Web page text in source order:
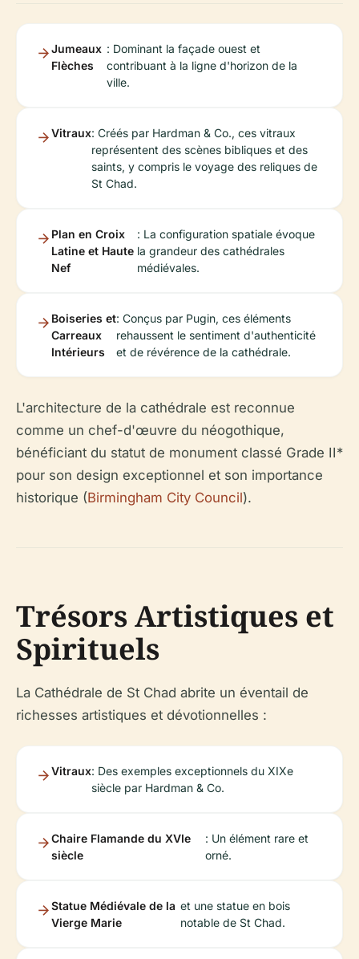
Jumeaux
Flèches
: Dominant la façade ouest et
contribuant à la ligne d'horizon de la
ville.
Vitraux: Créés par Hardman & Co., ces vitraux
représentent des scènes bibliques et des
saints, y compris le voyage des reliques de
St Chad.
Plan en Croix
Latine et Haute
Nef
: La configuration spatiale évoque
la grandeur des cathédrales
médiévales.
Boiseries et
Carreaux
Intérieurs
: Conçus par Pugin, ces éléments
rehaussent le sentiment d'authenticité
et de révérence de la cathédrale.
L'architecture de la cathédrale est reconnue
comme un chef-d'œuvre du néogothique,
bénéficiant du statut de monument classé Grade II*
pour son design exceptionnel et son importance
historique (Birmingham City Council).
Trésors Artistiques et
Spirituels
La Cathédrale de St Chad abrite un éventail de
richesses artistiques et dévotionnelles :
Vitraux: Des exemples exceptionnels du XIXe
siècle par Hardman & Co.
Chaire Flamande du XVIe
siècle
: Un élément rare et
orné.
Statue Médiévale de la
Vierge Marie
et une statue en bois
notable de St Chad.